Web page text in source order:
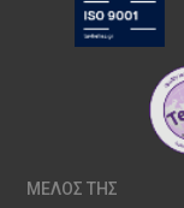
ΜΕΛΟΣ ΤΗΣ